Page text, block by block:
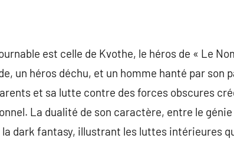
est celle de Kvothe, le héros de « Le
un héros déchu, et un homme hanté par son
et sa lutte contre des forces obscures
La dualité de son caractère, entre le
dark fantasy, illustrant les luttes intérieures